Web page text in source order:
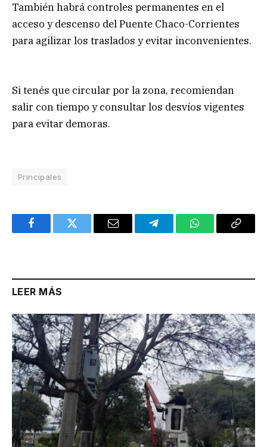
También habrá controles permanentes en el
acceso y descenso del Puente Chaco-Corrientes
para agilizar los traslados y evitar inconvenientes.
Si tenés que circular por la zona, recomiendan
salir con tiempo y consultar los desvíos vigentes
para evitar demoras.
Principales
FacebookTwitter Email TelegramWhatsAppCopy
LEER MÁS